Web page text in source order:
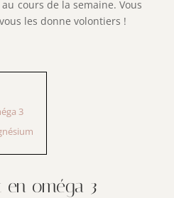
cours de la semaine. Vous
les donne volontiers !
3
oméga 3